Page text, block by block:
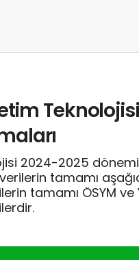
2024-2025
verilerin tamamı
tamamı ÖSYM ve